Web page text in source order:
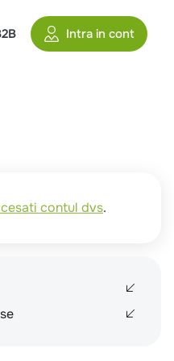
Intra in cont
contul dvs.